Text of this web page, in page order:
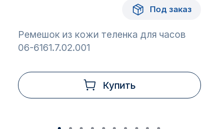
Под заказ
Ремешок из кожи теленка для часов
06-6161.7.02.001
Купить